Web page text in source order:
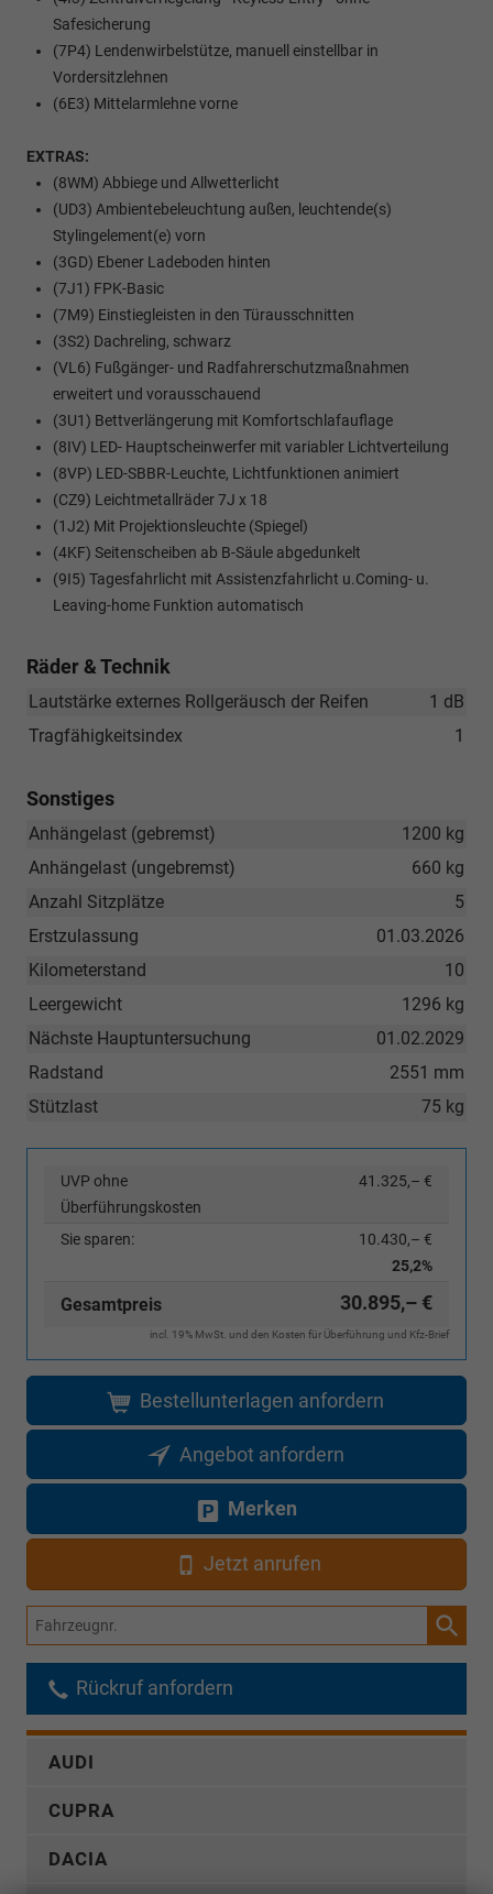
Safesicherung
(7P4) Lendenwirbelstütze, manuell einstellbar in
Vordersitzlehnen
(6E3) Mittelarmlehne vorne
EXTRAS:
(8WM) Abbiege und Allwetterlicht
(UD3) Ambientebeleuchtung außen, leuchtende(s)
Stylingelement(e) vorn
(3GD) Ebener Ladeboden hinten
(7J1) FPK-Basic
(7M9) Einstiegleisten in den Türausschnitten
(3S2) Dachreling, schwarz
(VL6) Fußgänger- und Radfahrerschutzmaßnahmen
erweitert und vorausschauend
(3U1) Bettverlängerung mit Komfortschlafauflage
(8IV) LED- Hauptscheinwerfer mit variabler Lichtverteilung
(8VP) LED-SBBR-Leuchte, Lichtfunktionen animiert
(CZ9) Leichtmetallräder 7J x 18
(1J2) Mit Projektionsleuchte (Spiegel)
(4KF) Seitenscheiben ab B-Säule abgedunkelt
(9I5) Tagesfahrlicht mit Assistenzfahrlicht u.Coming- u.
Leaving-home Funktion automatisch
Räder & Technik
1 dB
Lautstärke externes Rollgeräusch der Reifen
1
Tragfähigkeitsindex
Sonstiges
1200 kg
Anhängelast (gebremst)
660 kg
Anhängelast (ungebremst)
5
Anzahl Sitzplätze
01.03.2026
Erstzulassung
10
Kilometerstand
1296 kg
Leergewicht
01.02.2029
Nächste Hauptuntersuchung
2551 mm
Radstand
75 kg
Stützlast
UVP ohne
Überführungskosten
41.325,– €
Sie sparen:
10.430,– €
25,2%
Gesamtpreis 30.895,– €
incl. 19% MwSt. und den Kosten für Überführung und Kfz-Brief
Bestellunterlagen anfordern
Angebot anfordern
Merken
Jetzt anrufen
Fahrzeugnr.
Rückruf anfordern
AUDI
CUPRA
DACIA